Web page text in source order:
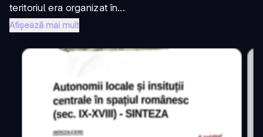
teritoriul era organizat în...
Afișează mai mult